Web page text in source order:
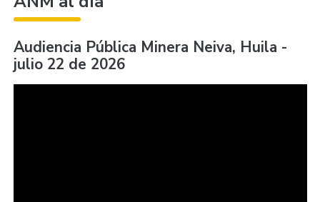
Audiencia Pública Minera Neiva, Huila -
julio 22 de 2026